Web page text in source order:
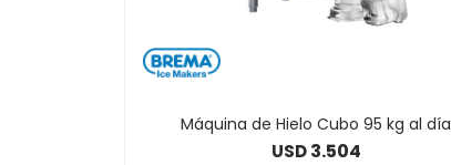
Máquina de Hielo Cubo 95 kg al día
USD3.504